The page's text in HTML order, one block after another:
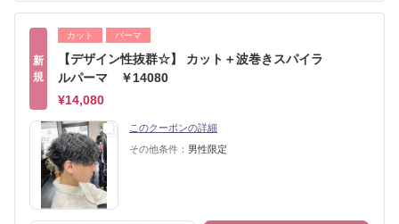
新
規
カット パーマ
【デザイン性抜群☆】 カット＋波巻きスパイラ
ルパーマ ￥14080
¥14,080
このクーポンの詳細
その他条件： 男性限定